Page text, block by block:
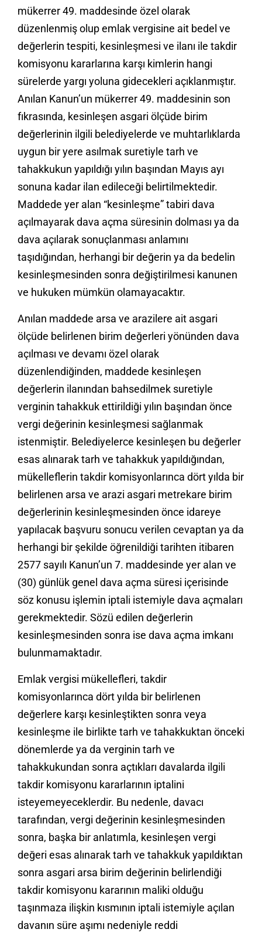
mükerrer 49. maddesinde özel olarak
düzenlenmiş olup emlak vergisine ait bedel ve
değerlerin tespiti, kesinleşmesi ve ilanı ile takdir
komisyonu kararlarına karşı kimlerin hangi
sürelerde yargı yoluna gidecekleri açıklanmıştır.
Anılan Kanun’un mükerrer 49. maddesinin son
fıkrasında, kesinleşen asgari ölçüde birim
değerlerinin ilgili belediyelerde ve muhtarlıklarda
uygun bir yere asılmak suretiyle tarh ve
tahakkukun yapıldığı yılın başından Mayıs ayı
sonuna kadar ilan edileceği belirtilmektedir.
Maddede yer alan “kesinleşme” tabiri dava
açılmayarak dava açma süresinin dolması ya da
dava açılarak sonuçlanması anlamını
taşıdığından, herhangi bir değerin ya da bedelin
kesinleşmesinden sonra değiştirilmesi kanunen
ve hukuken mümkün olamayacaktır.
Anılan maddede arsa ve arazilere ait asgari
ölçüde belirlenen birim değerleri yönünden dava
açılması ve devamı özel olarak
düzenlendiğinden, maddede kesinleşen
değerlerin ilanından bahsedilmek suretiyle
verginin tahakkuk ettirildiği yılın başından önce
vergi değerinin kesinleşmesi sağlanmak
istenmiştir. Belediyelerce kesinleşen bu değerler
esas alınarak tarh ve tahakkuk yapıldığından,
mükelleflerin takdir komisyonlarınca dört yılda bir
belirlenen arsa ve arazi asgari metrekare birim
değerlerinin kesinleşmesinden önce idareye
yapılacak başvuru sonucu verilen cevaptan ya da
herhangi bir şekilde öğrenildiği tarihten itibaren
2577 sayılı Kanun’un 7. maddesinde yer alan ve
(30) günlük genel dava açma süresi içerisinde
söz konusu işlemin iptali istemiyle dava açmaları
gerekmektedir. Sözü edilen değerlerin
kesinleşmesinden sonra ise dava açma imkanı
bulunmamaktadır.
Emlak vergisi mükellefleri, takdir
komisyonlarınca dört yılda bir belirlenen
değerlere karşı kesinleştikten sonra veya
kesinleşme ile birlikte tarh ve tahakkuktan önceki
dönemlerde ya da verginin tarh ve
tahakkukundan sonra açtıkları davalarda ilgili
takdir komisyonu kararlarının iptalini
isteyemeyeceklerdir. Bu nedenle, davacı
tarafından, vergi değerinin kesinleşmesinden
sonra, başka bir anlatımla, kesinleşen vergi
değeri esas alınarak tarh ve tahakkuk yapıldıktan
sonra asgari arsa birim değerinin belirlendiği
takdir komisyonu kararının maliki olduğu
taşınmaza ilişkin kısmının iptali istemiyle açılan
davanın süre aşımı nedeniyle reddi